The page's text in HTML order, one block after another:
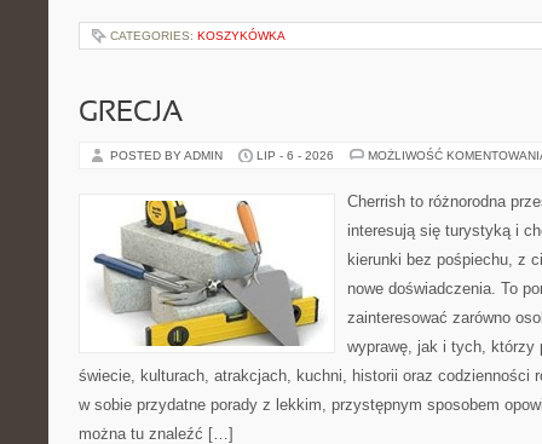
CATEGORIES: KOSZYKÓWKA
GRECJA
POSTED BY ADMIN LIP - 6 - 2026 MOŻLIWOŚĆ
Cherrish to różnorodna
interesują się turystyką i
kierunki bez pośpiechu, z
nowe doświadczenia. To
zainteresować zarówno
wyprawę, jak i tych, którzy
świecie, kulturach, atrakcjach, kuchni, historii oraz codzienności
w sobie przydatne porady z lekkim, przystępnym sposobem
można tu znaleźć […]